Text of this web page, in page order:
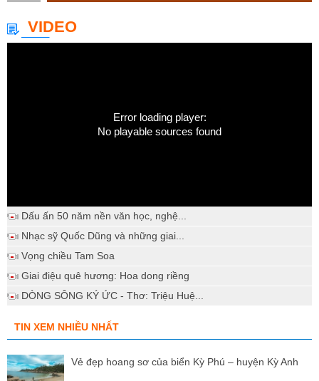
VIDEO
Error loading player:
No playable sources found
Dấu ấn 50 năm nền văn học, nghệ...
Nhạc sỹ Quốc Dũng và những giai...
Vọng chiều Tam Soa
Giai điệu quê hương: Hoa dong riềng
DÒNG SÔNG KÝ ỨC - Thơ: Triệu Huệ...
TIN XEM NHIỀU NHẤT
Vẻ đẹp hoang sơ của biển Kỳ Phú – huyện Kỳ Anh